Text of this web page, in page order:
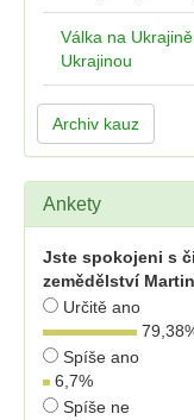
Válka na
Ukrajinou
Archiv kauz
Ankety
Jste spokojeni s
zemědělství
Určitě ano
79,38
Spíše ano
6,7%
Spíše ne